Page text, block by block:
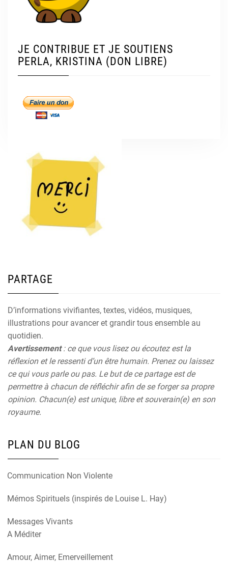
JE CONTRIBUE ET JE SOUTIENS
PERLA, KRISTINA (DON LIBRE)
PARTAGE
D’informations vivifiantes, textes, vidéos, musiques,
illustrations pour avancer et grandir tous ensemble au
quotidien.
Avertissement: ce que vous lisez ou écoutez est la
réflexion et le ressenti d’un être humain. Prenez ou laissez
ce qui vous parle ou pas. Le but de ce partage est de
permettre à chacun de réfléchir afin de se forger sa propre
opinion. Chacun(e) est unique, libre et souverain(e) en son
royaume.
PLAN DU BLOG
Communication Non Violente
Mémos Spirituels (inspirés de Louise L. Hay)
Messages Vivants
A Méditer
Amour, Aimer, Emerveillement